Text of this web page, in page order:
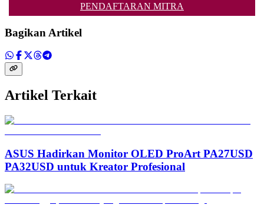
PENDAFTARAN MITRA
Bagikan Artikel
Artikel Terkait
ASUS Hadirkan Monitor OLED ProArt PA27USD
PA32USD untuk Kreator Profesional